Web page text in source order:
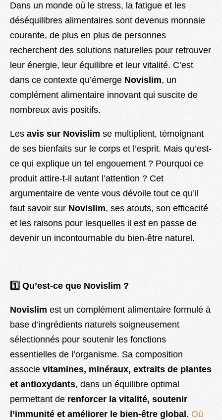
Dans un monde où le stress, la fatigue et les
déséquilibres alimentaires sont devenus monnaie
courante, de plus en plus de personnes
recherchent des solutions naturelles pour retrouver
leur énergie, leur équilibre et leur vitalité. C’est
dans ce contexte qu’émerge Novislim, un
complément alimentaire innovant qui suscite de
nombreux avis positifs.
Les avis sur Novislim se multiplient, témoignant
de ses bienfaits sur le corps et l’esprit. Mais qu’est-
ce qui explique un tel engouement ? Pourquoi ce
produit attire-t-il autant l’attention ? Cet
argumentaire de vente vous dévoile tout ce qu’il
faut savoir sur Novislim, ses atouts, son efficacité
et les raisons pour lesquelles il est en passe de
devenir un incontournable du bien-être naturel.
1️ Qu’est-ce que Novislim ?
Novislim est un complément alimentaire formulé à
base d’ingrédients naturels soigneusement
sélectionnés pour soutenir les fonctions
essentielles de l’organisme. Sa composition
associe vitamines, minéraux, extraits de plantes
et antioxydants, dans un équilibre optimal
permettant de renforcer la vitalité, soutenir
l’immunité et améliorer le bien-être global . Où